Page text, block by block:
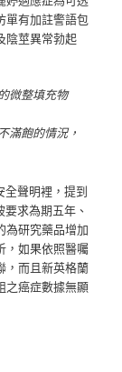
單有加註警語包
陰莖異常勃起
微整填充物
滿飽的情況，
全聲明裡，提到
求為期五年、
為研究藥品增加
，如果依照醫囑
，而且新英格蘭
之癌症數據無顯